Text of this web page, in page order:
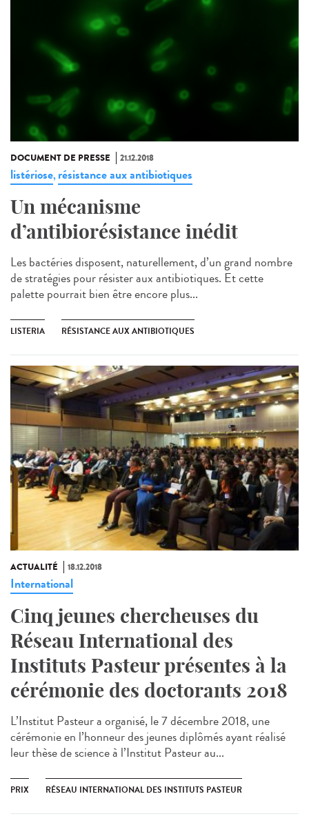
DOCUMENT DE PRESSE 21.12.2018
listériose, résistance aux antibiotiques
Un mécanisme
d’antibiorésistance inédit
Les bactéries disposent, naturellement, d’un grand nombre
de stratégies pour résister aux antibiotiques. Et cette
palette pourrait bien être encore plus...
LISTERIA RÉSISTANCE AUX ANTIBIOTIQUES
ACTUALITÉ 18.12.2018
International
Cinq jeunes chercheuses du
Réseau International des
Instituts Pasteur présentes à la
cérémonie des doctorants 2018
L’Institut Pasteur a organisé, le 7 décembre 2018, une
cérémonie en l’honneur des jeunes diplômés ayant réalisé
leur thèse de science à l’Institut Pasteur au...
PRIX RÉSEAU INTERNATIONAL DES INSTITUTS PASTEUR